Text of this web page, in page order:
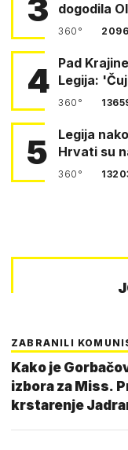
3 dogodila
360°
4 Pad
Legija:
360°
5
Legija
Hrvati su
360°
ZABRANILI
Kako je
izbora za Miss. Prva
krstarenje